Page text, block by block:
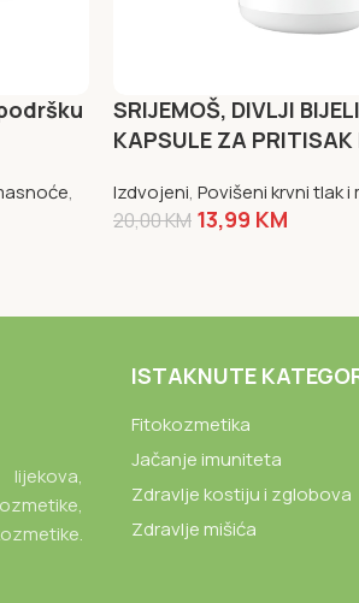
,
SRIJEMOŠ, DIVLJI
KAPSULE ZA
Izdvojeni, Povišeni krvni tlak i
20,00KM 13,99 KM
ISTAKNUTE
Fitokozmetika
Jačanje imuniteta
Zdravlje kostiju i zglobova
Zdravlje mišića